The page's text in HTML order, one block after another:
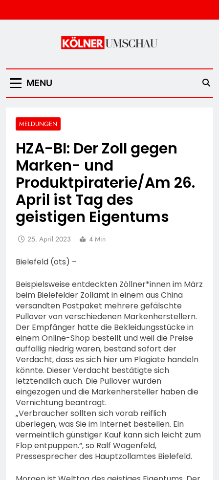
to
Kölner Umschau
MENU
MELDUNGEN
HZA-BI: Der Zoll gegen
Marken- und
Produktpiraterie/Am 26.
April ist Tag des
geistigen Eigentums
25. April 2023 4 Min
Bielefeld (ots) –
Beispielsweise entdeckten Zöllner*innen im März
beim Bielefelder Zollamt in einem aus China
versandten Postpaket mehrere gefälschte
Pullover von verschiedenen Markenherstellern.
Der Empfänger hatte die Bekleidungsstücke in
einem Online-Shop bestellt und weil die Preise
auffällig niedrig waren, bestand sofort der
Verdacht, dass es sich hier um Plagiate handeln
könnte. Dieser Verdacht bestätigte sich
letztendlich auch. Die Pullover wurden
eingezogen und die Markenhersteller haben die
Vernichtung beantragt.
„Verbraucher sollten sich vorab reiflich
überlegen, was Sie im Internet bestellen. Ein
vermeintlich günstiger Kauf kann sich leicht zum
Flop entpuppen.“, so Ralf Wagenfeld,
Pressesprecher des Hauptzollamtes Bielefeld.